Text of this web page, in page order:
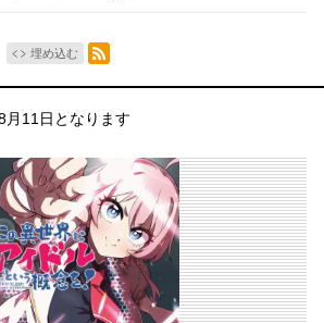
埋め込む
RSSフィード
月11日となります